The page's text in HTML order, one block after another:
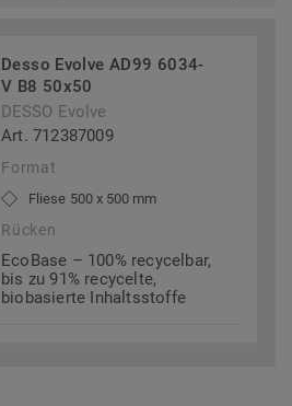
Desso Evolve AD99 6034-
V B8 50x50
DESSO Evolve
Art. 712387009
Format
Fliese 500 x 500 mm
Rücken
EcoBase – 100% recycelbar,
bis zu 91% recycelte,
biobasierte Inhaltsstoffe